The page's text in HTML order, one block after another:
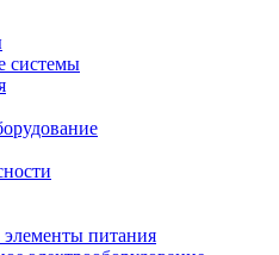
системы
элементы питания